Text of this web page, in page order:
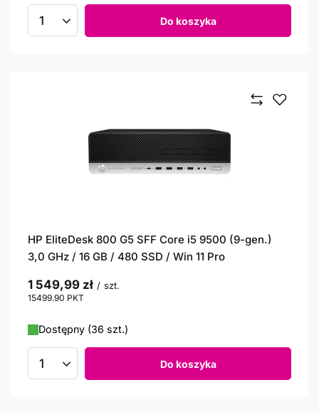
Ilość produktów Do koszyka
HP EliteDesk 800 G5 SFF Core i5 9500 (9-gen.)
3,0 GHz / 16 GB / 480 SSD / Win 11 Pro
1 549,99 zł / szt.
15499.90 PKT
Dostępny (36 szt.)
Ilość produktów Do koszyka